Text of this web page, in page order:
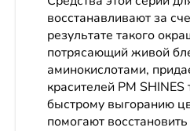
восстанавливают за
результате такого
потрясающий живой
аминокислотами,
кра­сителей PM
быстрому выгоранию
помогают